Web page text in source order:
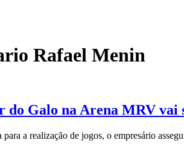
Rafael Menin
Galo na Arena MRV vai
para a realização de jogos, o empresário